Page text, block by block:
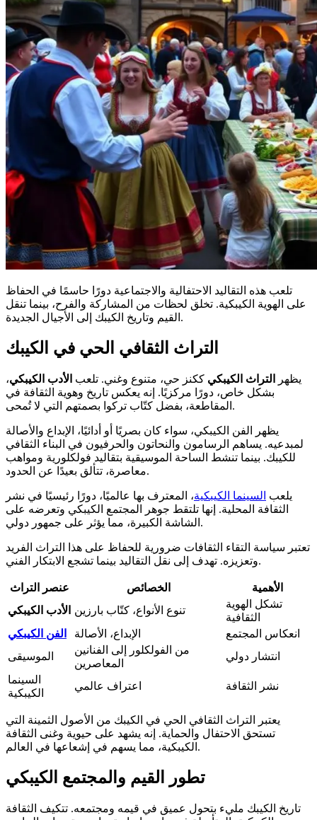
تلعب هذه التقاليد الاحتفالية والاجتماعية دورًا حاسمًا في الحفاظ
على الهوية الكيبكية. تخلق لحظات من المشاركة والفرح، بينما تنقل
القيم وتاريخ الكيبك إلى الأجيال الجديدة.
التراث الثقافي الحي في الكيبك
يظهر التراث الكيبكي ككنز حي، متنوع وغني. تلعب الأدب الكيبكي،
بشكل خاص، دورًا مركزيًا. إنه يعكس تاريخ وهوية الثقافة في
المقاطعة، بفضل كتّاب تركوا بصمتهم التي لا تُمحى.
يظهر الفن الكيبكي، سواء كان بصريًا أو أدائيًا، الإبداع والأصالة
لمبدعيه. يساهم الرسامون والنحاتون والحرفيون في البناء الثقافي
للكيبك. بينما تنشط الساحة الموسيقية بتقاليد فولكلورية ومواهب
معاصرة، تتألق بعيدًا عن الحدود.
يلعب السينما الكيبكية، المعترف بها عالميًا، دورًا رئيسيًا في نشر
الثقافة المحلية. إنها تلتقط جوهر المجتمع الكيبكي وتعرضه على
الشاشة الكبيرة، مما يؤثر على جمهور دولي.
تعتبر سياسة التقاء الثقافات ضرورية للحفاظ على هذا التراث الفريد
وتعزيزه. تهدف إلى نقل التقاليد بينما تشجع الابتكار الفني.
عنصر التراث الخصائص
الأهمية
الأدب الكيبكي تنوع الأنواع، كتّاب بارزين
تشكل الهوية
الثقافية
الفن الكيبكي
الإبداع، الأصالة
انعكاس المجتمع
الموسيقى
من الفولكلور إلى الفنانين
المعاصرين
انتشار دولي
السينما
الكيبكية
اعتراف عالمي نشر الثقافة
يعتبر التراث الثقافي الحي في الكيبك من الأصول الثمينة التي
تستحق الاحتفال والحماية. إنه يشهد على حيوية وغنى الثقافة
الكيبكية، مما يسهم في إشعاعها في العالم.
تطور القيم والمجتمع الكيبكي
تاريخ الكيبك مليء بتحول عميق في قيمه ومجتمعه. تتكيف الثقافة